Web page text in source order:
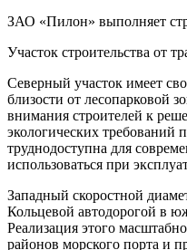
ЗАО «Пилон» выполняет
Участок строительства от
Северный участок имеет
близости от лесопарковой
внимания строителей к
экологических требований
труднодоступна для
использоваться при
Западный скоростной
Кольцевой автодорогой в
Реализация этого
районов морского порта и